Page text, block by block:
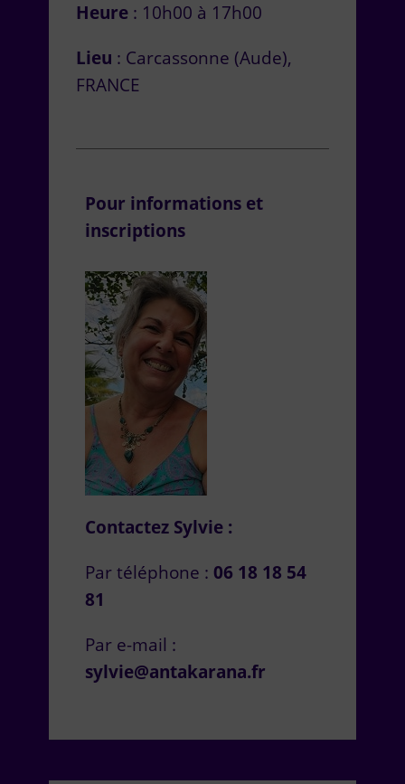
Heure : 10h00 à 17h00
Lieu : Carcassonne (Aude),
FRANCE
Pour informations et
inscriptions
Contactez Sylvie :
Par téléphone : 06 18 18 54
81
Par e-mail :
sylvie@antakarana.fr